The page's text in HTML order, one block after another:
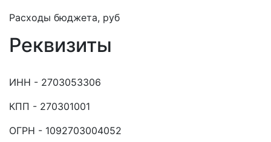
Расходы бюджета, руб
Реквизиты
ИНН - 2703053306
КПП - 270301001
ОГРН - 1092703004052